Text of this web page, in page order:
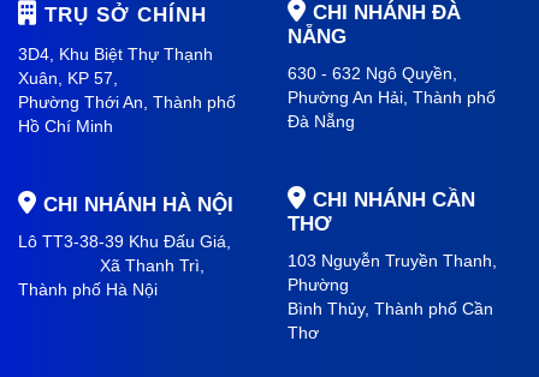
TRỤ SỞ CHÍNH
3D4, Khu Biệt Thự Thạnh
Xuân, KP 57,
Phường Thới An, Thành phố
Hồ Chí Minh
CHI NHÁNH HÀ NỘI
Lô TT3-38-39 Khu Đấu Giá,
Xã Thanh Trì,
Thành phố Hà Nội
CHI NHÁNH ĐÀ
NẴNG
630 - 632 Ngô Quyền,
Phường An Hải, Thành phố
Đà Nẵng
CHI NHÁNH CẦN
THƠ
103 Nguyễn Truyền Thanh,
Phường
Bình Thủy, Thành phố Cần
Thơ